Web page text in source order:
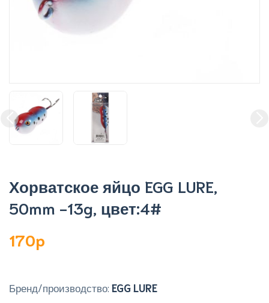
Хорватское яйцо EGG LURE,
50mm -13g, цвет:4#
170p
Бренд/производство: EGG LURE